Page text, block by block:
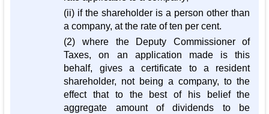
(ii) if the shareholder is a person other than
a company, at the rate of ten per cent.
(2) where the Deputy Commissioner of
Taxes, on an application made is this
behalf, gives a certificate to a resident
shareholder, not being a company, to the
effect that to the best of his belief the
aggregate amount of dividends to be